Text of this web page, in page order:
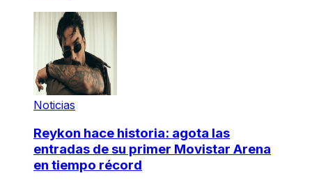
Noticias
Reykon hace historia: agota las
entradas de su primer Movistar Arena
en tiempo récord